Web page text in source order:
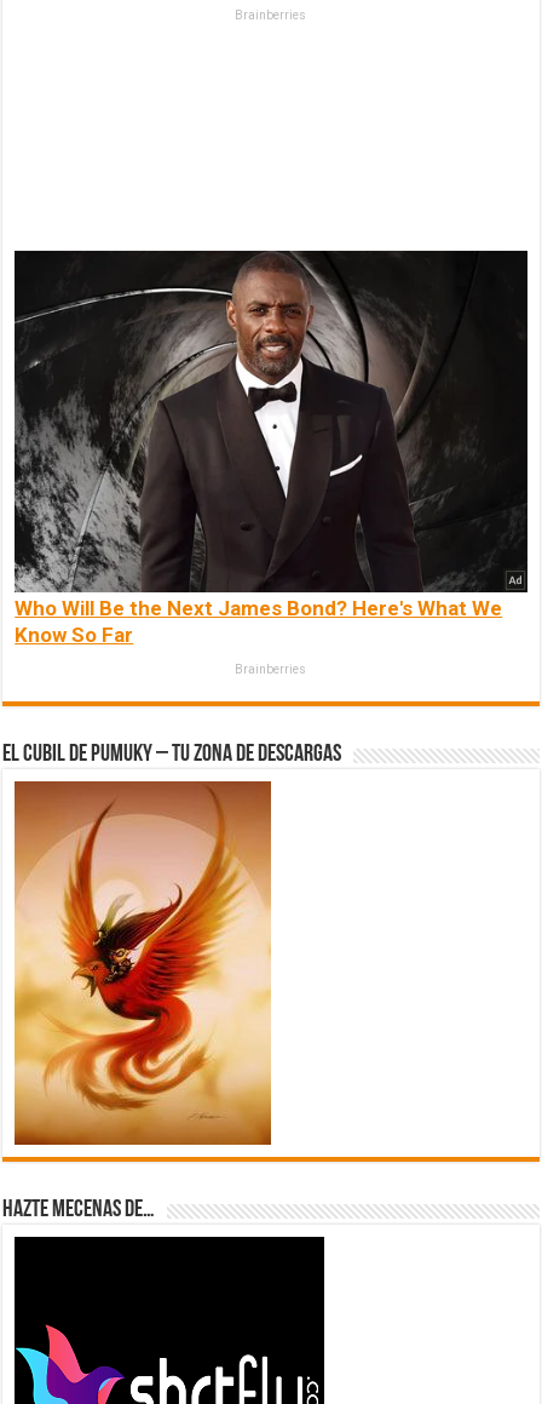
Brainberries
Who Will Be the Next James Bond? Here's What We
Know So Far
Brainberries
El Cubil de Pumuky – Tu zona de Descargas
Hazte Mecenas de…